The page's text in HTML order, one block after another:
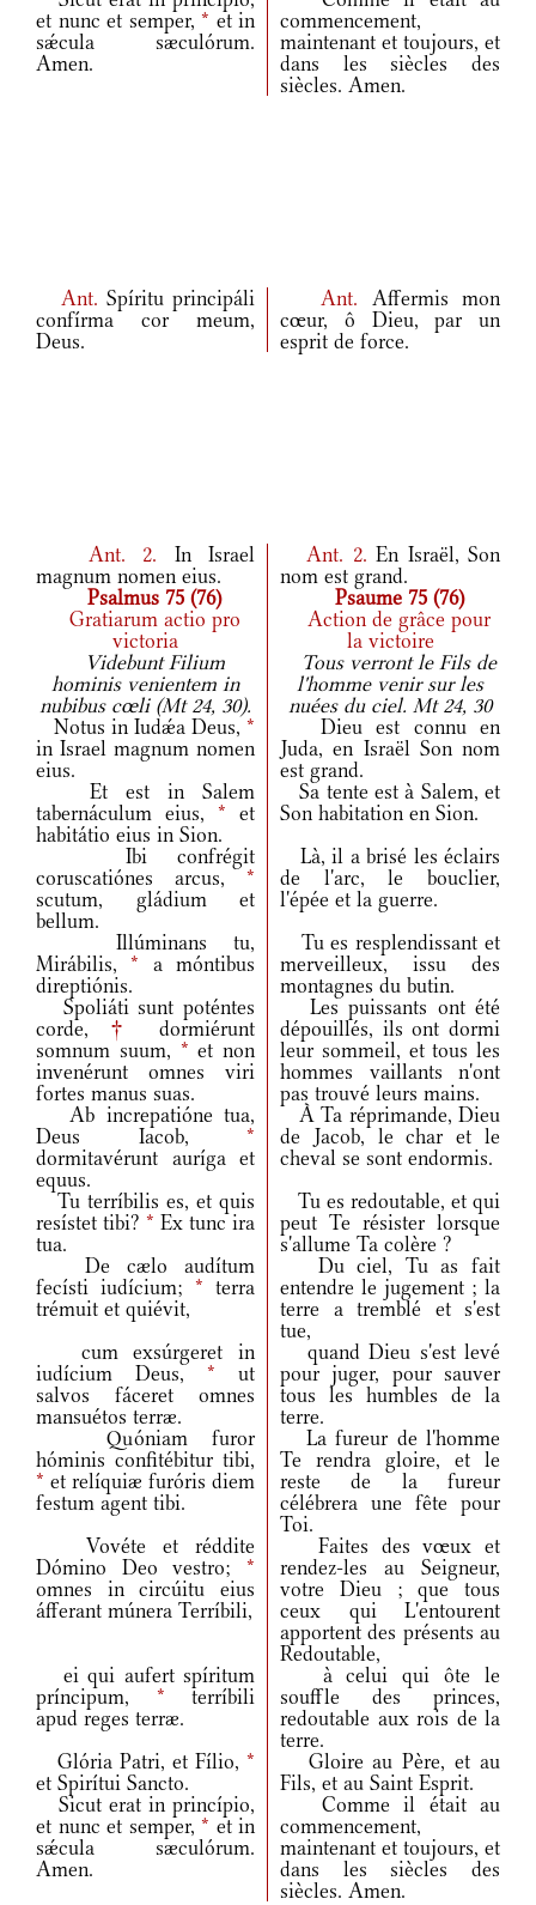
et nunc et semper, * et in
sǽcula sæculórum.
Amen.
commencement,
maintenant et toujours, et
dans les siècles des
siècles. Amen.
Ant. Spíritu principáli
confírma cor meum,
Deus.
Ant. Affermis mon
cœur, ô Dieu, par un
esprit de force.
Ant. 2. In Israel
magnum nomen eius.
Ant. 2. En Israël, Son
nom est grand.
Psalmus 75 (76)
Psaume 75 (76)
Gratiarum actio pro
victoria
Action de grâce pour
la victoire
Videbunt Filium
hominis venientem in
nubibus cœli (Mt 24, 30).
Tous verront le Fils de
l'homme venir sur les
nuées du ciel. Mt 24, 30
Notus in Iudǽa Deus, *
in Israel magnum nomen
eius.
Dieu est connu en
Juda, en Israël Son nom
est grand.
Et est in Salem
tabernáculum eius, * et
habitátio eius in Sion.
Sa tente est à Salem, et
Son habitation en Sion.
Ibi confrégit
coruscatiónes arcus, *
scutum, gládium et
bellum.
Là, il a brisé les éclairs
de l'arc, le bouclier,
l'épée et la guerre.
Illúminans tu,
Mirábilis,* a móntibus
direptiónis.
Tu es resplendissant et
merveilleux, issu des
montagnes du butin.
Spoliáti sunt poténtes
corde, †
dormiérunt
somnum suum, * et non
invenérunt omnes viri
fortes manus suas.
Les puissants ont été
dépouillés, ils ont dormi
leur sommeil, et tous les
hommes vaillants n'ont
pas trouvé leurs mains.
Ab increpatióne tua,
Deus Iacob, *
dormitavérunt auríga et
equus.
À Ta réprimande, Dieu
de Jacob, le char et le
cheval se sont endormis.
Tu terríbilis es, et quis
resístet tibi? * Ex tunc ira
tua.
Tu es redoutable, et qui
peut Te résister lorsque
s'allume Ta colère ?
De cælo audítum
fecísti iudícium; * terra
trémuit et quiévit,
Du ciel, Tu as fait
entendre le jugement ; la
terre a tremblé et s'est
tue,
cum exsúrgeret in
iudícium Deus, * ut
salvos fáceret omnes
mansuétos terræ.
quand Dieu s'est levé
pour juger, pour sauver
tous les humbles de la
terre.
Quóniam furor
hóminis confitébitur tibi,
* et relíquiæ furóris diem
festum agent tibi.
La fureur de l'homme
Te rendra gloire, et le
reste de la fureur
célébrera une fête pour
Toi.
Vovéte et réddite
Dómino Deo vestro; *
omnes in circúitu eius
áfferant múnera Terríbili,
Faites des vœux et
rendez-les au Seigneur,
votre Dieu ; que tous
ceux qui L'entourent
apportent des présents au
Redoutable,
ei qui aufert spíritum
príncipum, * terríbili
apud reges terræ.
à celui qui ôte le
souffle des princes,
redoutable aux rois de la
terre.
Glória Patri, et Fílio, *
et Spirítui Sancto.
Gloire au Père, et au
Fils, et au Saint Esprit.
Sicut erat in princípio,
et nunc et semper, * et in
sǽcula sæculórum.
Amen.
Comme il était au
commencement,
maintenant et toujours, et
dans les siècles des
siècles. Amen.